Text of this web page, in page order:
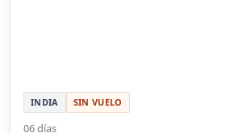
INDIA SIN VUELO
06 días